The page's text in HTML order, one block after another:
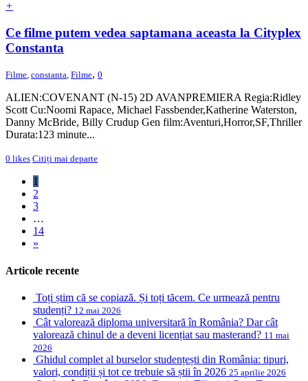
+
Ce filme putem vedea saptamana aceasta la Cityplex
Constanta
Filme, constanta, Filme, 0
ALIEN:COVENANT (N-15) 2D AVANPREMIERA Regia:Ridley
Scott Cu:Noomi Rapace, Michael Fassbender,Katherine Waterston,
Danny McBride, Billy Crudup Gen film:Aventuri,Horror,SF,Thriller
Durata:123 minute...
0 likes Citiți mai departe
1
2
3
…
14
»
Articole recente
Toți știm că se copiază. Și toți tăcem. Ce urmează pentru
studenți? 12 mai 2026
Cât valorează diploma universitară în România? Dar cât
valorează chinul de a deveni licențiat sau masterand? 11 mai
2026
Ghidul complet al burselor studențești din România: tipuri,
valori, condiții și tot ce trebuie să știi în 2026 25 aprilie 2026